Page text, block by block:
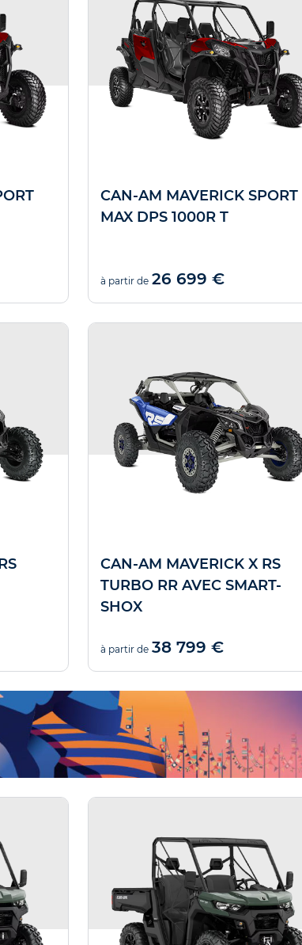
CAN-AM MAVERICK SPORT
MAX DPS 1000R T
à partir de 26 699 €
Offre valable jusqu'au 14/08/2026
CAN-AM MAVERICK X RS
TURBO RR AVEC SMART-
SHOX
à partir de 38 799 €